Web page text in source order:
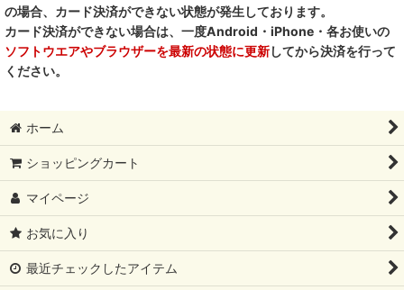
RENA DOG レナドッグ
PetO’CERA ペットセラ
の場合、カード決済ができない状態が発生しております。
カード決済ができない場合は、一度Android・iPhone・各お使いの
ソフトウエアやブラウザーを最新の状態に更新してから決済を行って
ください。
ホーム
ショッピングカート
マイページ
お気に入り
最近チェックしたアイテム